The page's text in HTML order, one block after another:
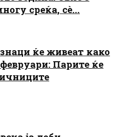
среќа, сè...
ќе живеат како
Парите ќе